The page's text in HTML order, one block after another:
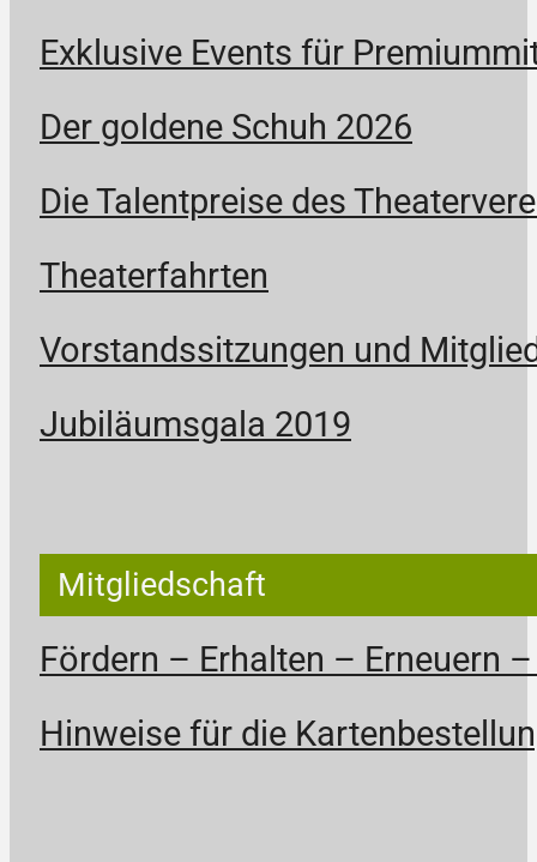
Exklusive Events für
Der goldene Schuh 2026
Die Talentpreise des
Theaterfahrten
Vorstandssitzungen und
Jubiläumsgala 2019
Mitgliedschaft
Fördern – Erhalten – Erneuern
Hinweise für die